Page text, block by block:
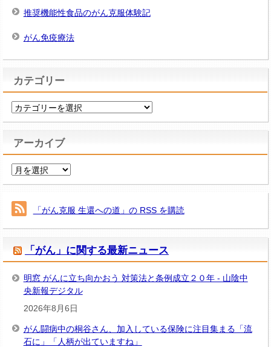
推奨機能性食品のがん克服体験記
がん免疫療法
カテゴリー
カ
ゴ
リ
ー
アーカイブ
ア
イ
「がん克服 生還への道」の RSS を購読
「がん」に関する最新ニュース
明窓 がんに立ち向かおう 対策法と条例成立２０年 - 山陰中
央新報デジタル
2026年8月6日
がん闘病中の桐谷さん、加入している保険に注目集まる「流
石に」「人柄が出ていますね」